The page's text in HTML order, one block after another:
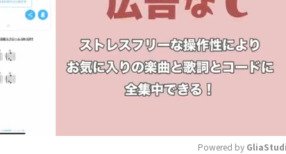
Powered by